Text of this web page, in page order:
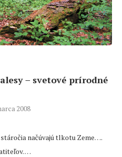
– svetové prírodné
2008
načúvajú tlkotu Zeme….
…